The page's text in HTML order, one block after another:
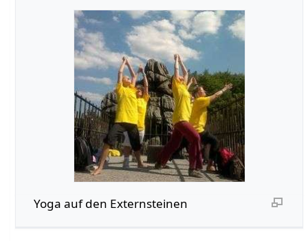
Yoga auf den Externsteinen